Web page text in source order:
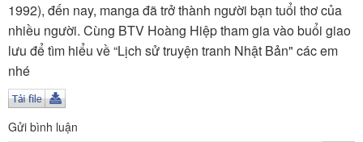
Thiếu nhi
Kết nối VOV6
TÌM KIẾM
1992), đến nay, manga đã trở thành người bạn tuổi thơ của
nhiều người. Cùng BTV Hoàng Hiệp tham gia vào buổi giao
lưu để tìm hiểu về “Lịch sử truyện tranh Nhật Bản" các em
nhé
Gửi bình luận